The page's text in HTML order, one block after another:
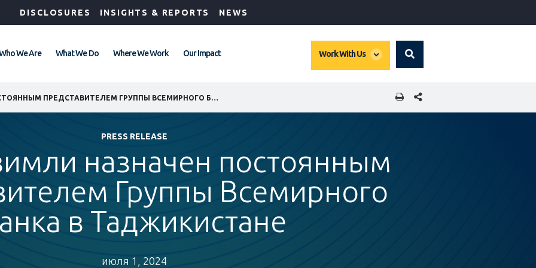
DISCLOSURES INSIGHTS & REPORTS NEWS
We Are What We Do Where We Work Our Impact Work With Us
global
Search
SHARE THIS PAGE
PRESS RELEASE
назначен постоянным
Группы Всемирного
в Таджикистане
июля 1, 2024